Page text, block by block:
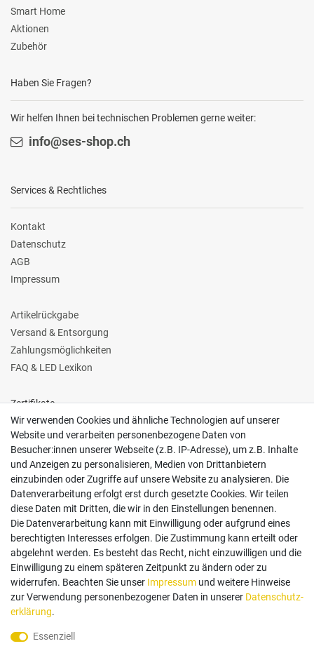
Smart Home
Aktionen
Zubehör
Haben Sie Fragen?
Wir helfen Ihnen bei technischen Problemen gerne weiter:
info@ses-shop.ch
Services & Rechtliches
Kontakt
Datenschutz
AGB
Impressum
Artikelrückgabe
Versand & Entsorgung
Zahlungsmöglichkeiten
FAQ & LED Lexikon
Zertifikate
Follow us
Zahlungsarten
Paypal
Wir verwenden Cookies und ähnliche Technologien auf unserer
Website und verarbeiten personenbezogene Daten von
Besucher:innen unserer Webseite (z.B. IP-Adresse), um z.B. Inhalte
und Anzeigen zu personalisieren, Medien von Drittanbietern
einzubinden oder Zugriffe auf unsere Website zu analysieren. Die
Datenverarbeitung erfolgt erst durch gesetzte Cookies. Wir teilen
diese Daten mit Dritten, die wir in den Einstellungen benennen.
Die Datenverarbeitung kann mit Einwilligung oder aufgrund eines
berechtigten Interesses erfolgen. Die Zustimmung kann erteilt oder
abgelehnt werden. Es besteht das Recht, nicht einzuwilligen und die
Einwilligung zu einem späteren Zeitpunkt zu ändern oder zu
widerrufen. Beachten Sie unser Impressum und weitere Hinweise
zur Verwendung personenbezogener Daten in unserer Daten­schutz­
erklärung.
Essenziell